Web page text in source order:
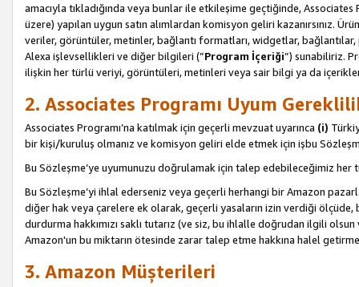
amacıyla tıkladığında veya bunlar ile etkileşime geçtiğinde,
üzere) yapılan uygun satın alımlardan komisyon geliri kazanırsınız.
veriler, görüntüler, metinler, bağlantı formatları, widgetlar,
Alexa işlevsellikleri ve diğer bilgileri (”Program İçeriği”) sunabiliriz.
ilişkin her türlü veriyi, görüntüleri, metinleri veya sair bilgi ya da içerikleri
2. Associates Programı Uyum
Associates Programı’na katılmak için geçerli mevzuat uyarınca (i)
bir kişi/kuruluş olmanız ve komisyon geliri elde etmek için işbu
Bu Sözleşme’ye uyumunuzu doğrulamak için talep edebileceğimiz
Bu Sözleşme’yi ihlal ederseniz veya geçerli herhangi bir Amazon
diğer hak veya çarelere ek olarak, geçerli yasaların izin verdiği
durdurma hakkımızı saklı tutarız (ve siz, bu ihlalle doğrudan ilgili
Amazon'un bu miktarın ötesinde zarar talep etme hakkına halel
3. Amazon Müşterileri